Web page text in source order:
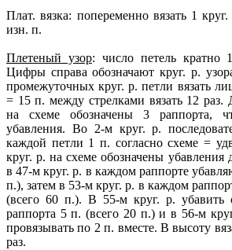
Плат. вязка: попеременно вязать 1
изн. п.
Плетеный узор: число петель кратно
Цифры справа обозначают круг. р.
промежуточных круг. р. петли вязать
= 15 п. между стрелками вязать 12 раз.
на схеме обозначены 3 раппорта,
убавления. Во 2-м круг. р.
каждой петли 1 п. согласно схеме =
круг. р. на схеме обозначены
в 47-м круг. р. в каждом раппорте
п.), затем в 53-м круг. р. в каждом
(всего 60 п.). В 55-м круг. р. убавить
раппорта 5 п. (всего 20 п.) и в 56-м
провязывать по 2 п. вместе. В высоту
раз.